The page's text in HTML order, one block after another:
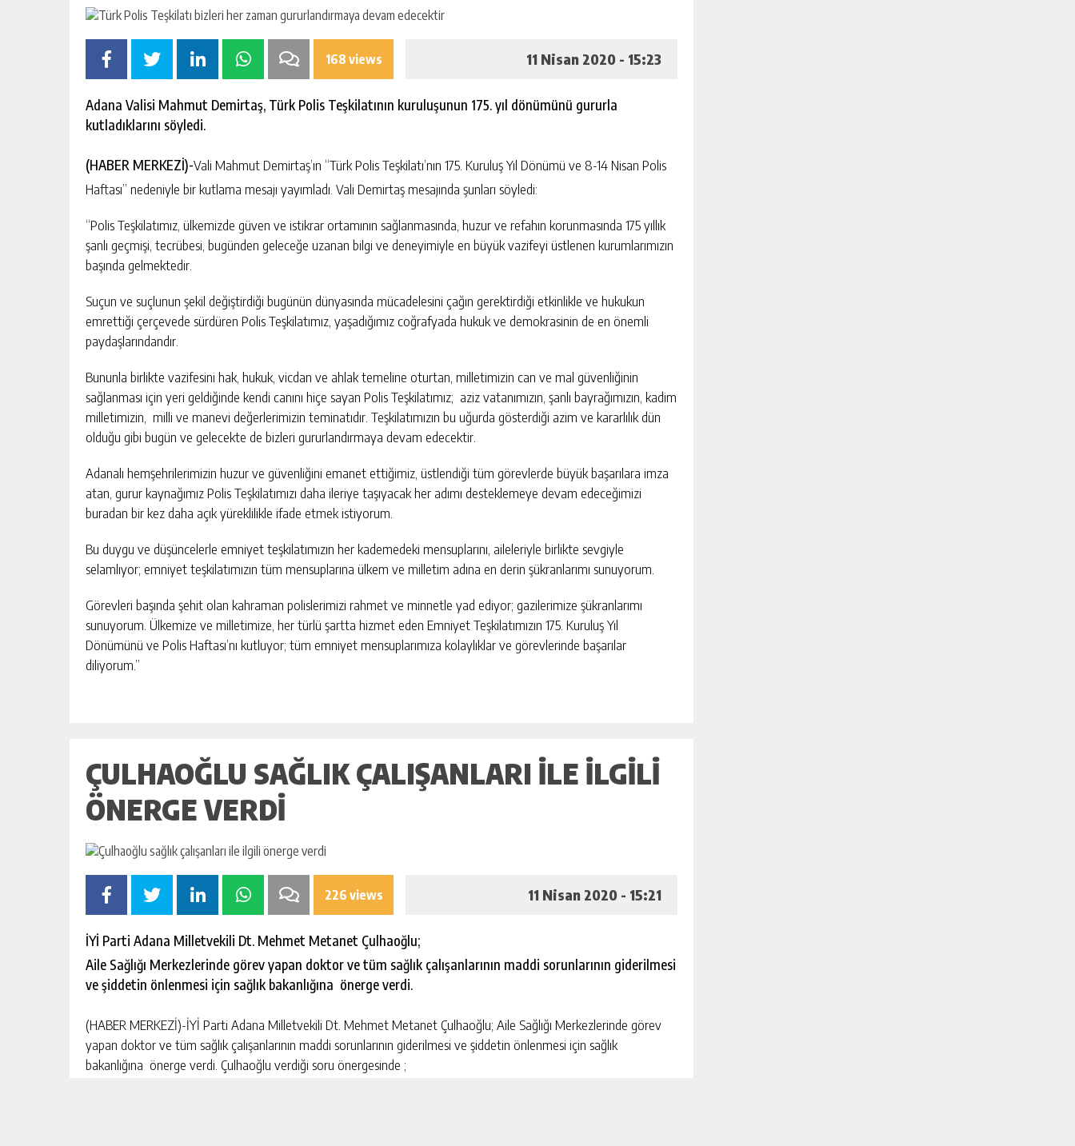
168 views 11 Nisan 2020 - 15:23
Adana Valisi Mahmut Demirtaş, Türk Polis Teşkilatının kuruluşunun 175. yıl dönümünü gururla
kutladıklarını söyledi.
(HABER MERKEZİ)-Vali Mahmut Demirtaş’ın ‘‘Türk Polis Teşkilatı’nın 175. Kuruluş Yıl Dönümü ve 8-14 Nisan Polis
Haftası’’ nedeniyle bir kutlama mesajı yayımladı. Vali Demirtaş mesajında şunları söyledi:
“Polis Teşkilatımız, ülkemizde güven ve istikrar ortamının sağlanmasında, huzur ve refahın korunmasında 175 yıllık
şanlı geçmişi, tecrübesi, bugünden geleceğe uzanan bilgi ve deneyimiyle en büyük vazifeyi üstlenen kurumlarımızın
başında gelmektedir.
Suçun ve suçlunun şekil değiştirdiği bugünün dünyasında mücadelesini çağın gerektirdiği etkinlikle ve hukukun
emrettiği çerçevede sürdüren Polis Teşkilatımız, yaşadığımız coğrafyada hukuk ve demokrasinin de en önemli
paydaşlarındandır.
Bununla birlikte vazifesini hak, hukuk, vicdan ve ahlak temeline oturtan, milletimizin can ve mal güvenliğinin
sağlanması için yeri geldiğinde kendi canını hiçe sayan Polis Teşkilatımız; aziz vatanımızın, şanlı bayrağımızın, kadim
milletimizin, milli ve manevi değerlerimizin teminatıdır. Teşkilatımızın bu uğurda gösterdiği azim ve kararlılık dün
olduğu gibi bugün ve gelecekte de bizleri gururlandırmaya devam edecektir.
Adanalı hemşehrilerimizin huzur ve güvenliğini emanet ettiğimiz, üstlendiği tüm görevlerde büyük başarılara imza
atan, gurur kaynağımız Polis Teşkilatımızı daha ileriye taşıyacak her adımı desteklemeye devam edeceğimizi
buradan bir kez daha açık yüreklilikle ifade etmek istiyorum.
Bu duygu ve düşüncelerle emniyet teşkilatımızın her kademedeki mensuplarını, aileleriyle birlikte sevgiyle
selamlıyor; emniyet teşkilatımızın tüm mensuplarına ülkem ve milletim adına en derin şükranlarımı sunuyorum.
Görevleri başında şehit olan kahraman polislerimizi rahmet ve minnetle yad ediyor; gazilerimize şükranlarımı
sunuyorum. Ülkemize ve milletimize, her türlü şartta hizmet eden Emniyet Teşkilatımızın 175. Kuruluş Yıl
Dönümünü ve Polis Haftası’nı kutluyor; tüm emniyet mensuplarımıza kolaylıklar ve görevlerinde başarılar
diliyorum.”
ÇULHAOĞLU SAĞLIK ÇALIŞANLARI ILE ILGILI
ÖNERGE VERDI
226 views 11 Nisan 2020 - 15:21
İYİ Parti Adana Milletvekili Dt. Mehmet Metanet Çulhaoğlu;
Aile Sağlığı Merkezlerinde görev yapan doktor ve tüm sağlık çalışanlarının maddi sorunlarının giderilmesi
ve şiddetin önlenmesi için sağlık bakanlığına önerge verdi.
(HABER MERKEZİ)-İYİ Parti Adana Milletvekili Dt. Mehmet Metanet Çulhaoğlu; Aile Sağlığı Merkezlerinde görev
yapan doktor ve tüm sağlık çalışanlarının maddi sorunlarının giderilmesi ve şiddetin önlenmesi için sağlık
bakanlığına önerge verdi. Çulhaoğlu verdiği soru önergesinde ;